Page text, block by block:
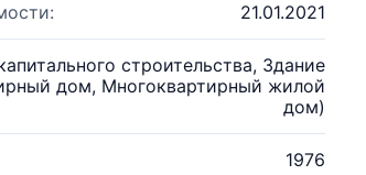
21.01.2021
строительства, Здание
дом, Многоквартирный жилой
дом)
1976